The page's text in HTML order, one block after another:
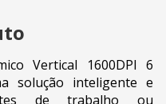
Vertical 1600DPI 6
solução inteligente e
de trabalho ou